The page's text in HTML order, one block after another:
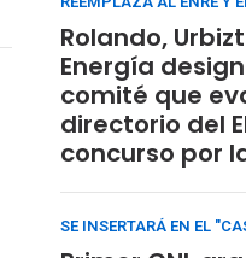
Rolando,
Energía
comité que
directorio del
concurso por
SE INSERTARÁ EN EL